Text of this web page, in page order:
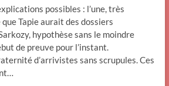
possibles : l’une, très
Tapie aurait des dossiers
hypothèse sans le moindre
de preuve pour l’instant.
d’arrivistes sans scrupules. Ces